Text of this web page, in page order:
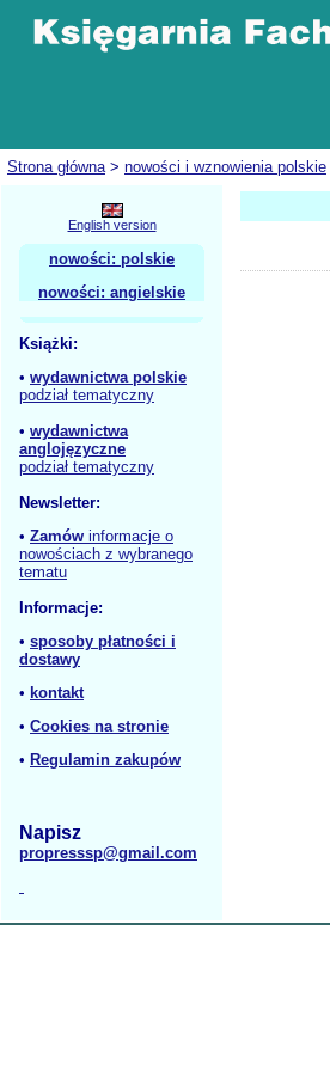
Strona główna> nowości i wznowienia polskie
English version
nowości: polskie
nowości: angielskie
Książki:
• wydawnictwa polskie
podział tematyczny
• wydawnictwa
anglojęzyczne
podział tematyczny
Newsletter:
• Zamów informacje o
nowościach z wybranego
tematu
Informacje:
• sposoby płatności i
dostawy
• kontakt
• Cookies na stronie
• Regulamin zakupów
Napisz
propresssp@gmail.com